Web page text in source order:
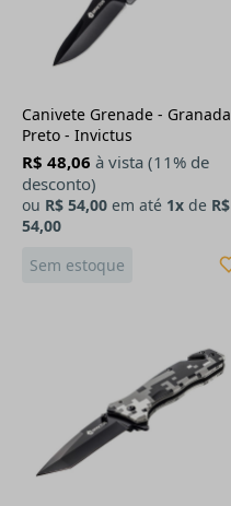
Canivete Grenade - Granada
Preto - Invictus
R$ 48,06 à vista (11% de
desconto)
ou R$ 54,00 em até 1x de R$
54,00
Sem estoque